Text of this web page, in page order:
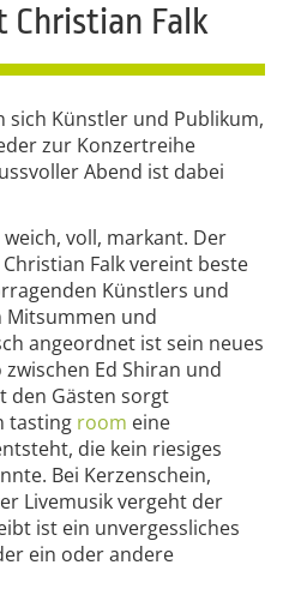
Christian Falk
sich Künstler und Publikum,
zur Konzertreihe
Abend ist dabei
voll, markant. Der
Falk vereint beste
Künstlers und
Mitsummen und
angeordnet ist sein neues
Ed Shiran und
den Gästen sorgt
tasting room eine
die kein riesiges
Bei Kerzenschein,
Livemusik vergeht der
ist ein unvergessliches
ein oder andere